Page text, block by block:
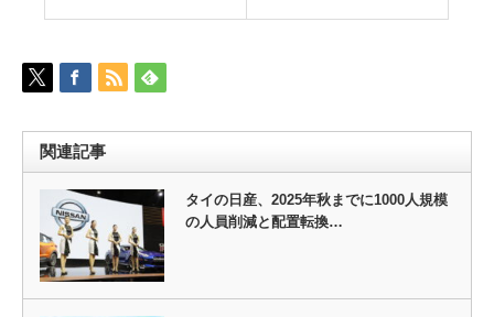
関連記事
タイの日産、2025年秋までに1000人規模
の人員削減と配置転換…